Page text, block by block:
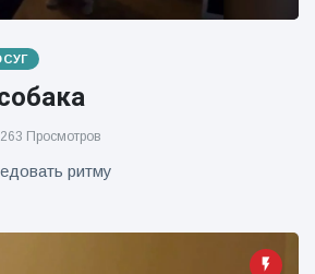
Просмотров
ритму